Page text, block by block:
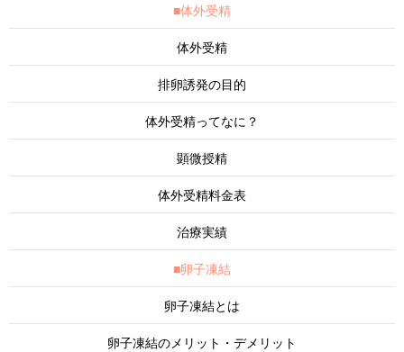
■体外受精
体外受精
排卵誘発の目的
体外受精ってなに？
顕微授精
体外受精料金表
治療実績
■卵子凍結
卵子凍結とは
卵子凍結のメリット・デメリット